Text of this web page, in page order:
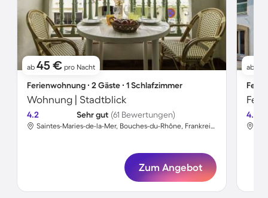
ab 45 € pro Nacht
Ferienwohnung ∙ 2 Gäste ∙ 1 Schlafzimmer
Wohnung | Stadtblick
4.2 Sehr gut (61 Bewertungen)
Saintes-Maries-de-la-Mer, Bouches-du-Rhône, Frankreich
Zum Angebot
ab
4.3